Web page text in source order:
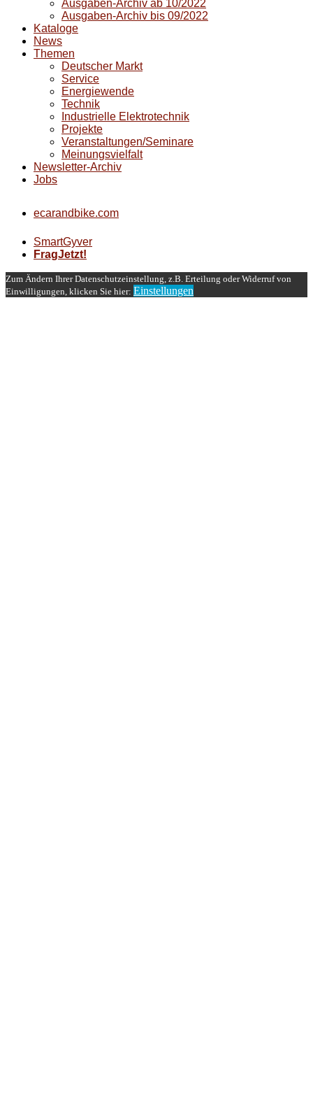
Ausgaben-Archiv ab 10/2022
Ausgaben-Archiv bis 09/2022
Kataloge
News
Themen
Deutscher Markt
Service
Energiewende
Technik
Industrielle Elektrotechnik
Projekte
Veranstaltungen/Seminare
Meinungsvielfalt
Newsletter-Archiv
Jobs
ecarandbike.com
SmartGyver
FragJetzt!
Zum Ändern Ihrer Datenschutzeinstellung, z.B. Erteilung oder Widerruf von
Einwilligungen, klicken Sie hier: Einstellungen